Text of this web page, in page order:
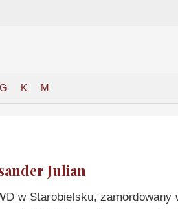
G K M
Julian
w Starobielsku, zamordowany